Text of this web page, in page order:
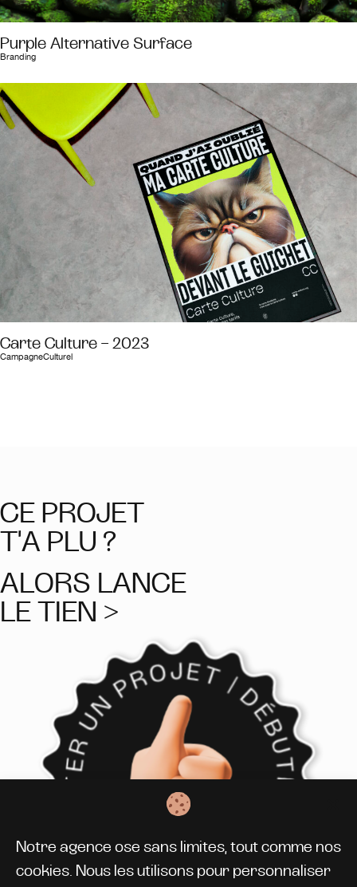
Notre agence ose sans limites, tout comme nos
cookies. Nous les utilisons pour personnaliser
Purple Alternative Surface
Branding
Carte Culture – 2023
CampagneCulturel
CE PROJET
T'A PLU ?
ALORS LANCE
LE TIEN >